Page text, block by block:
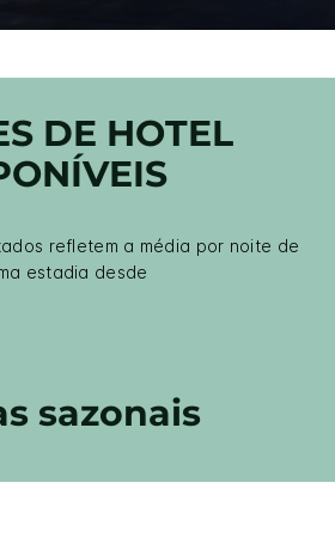
DE HOTEL
refletem a média por noite de
estadia desde
sazonais